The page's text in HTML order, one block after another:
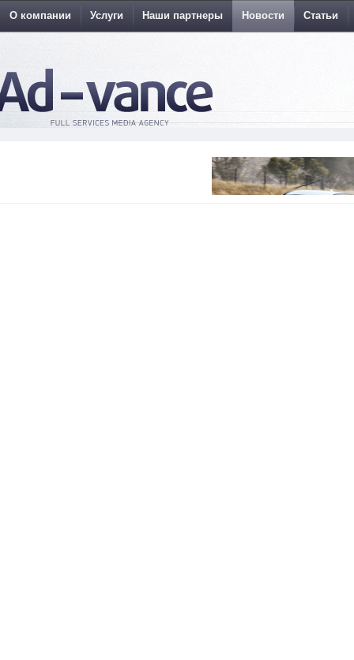
О компании Услуги Наши партнеры Новости Статьи